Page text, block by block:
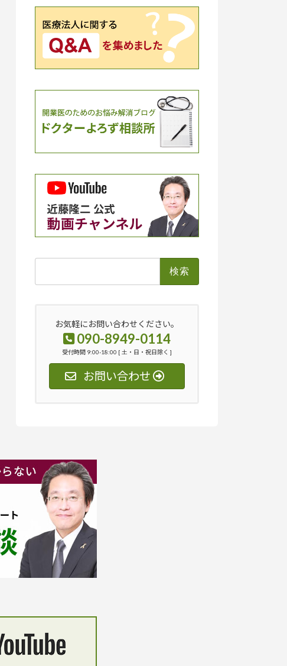
お気軽にお問い合わせください。
090-8949-0114
受付時間 9:00-18:00 [ 土・日・祝日除く ]
お問い合わせ